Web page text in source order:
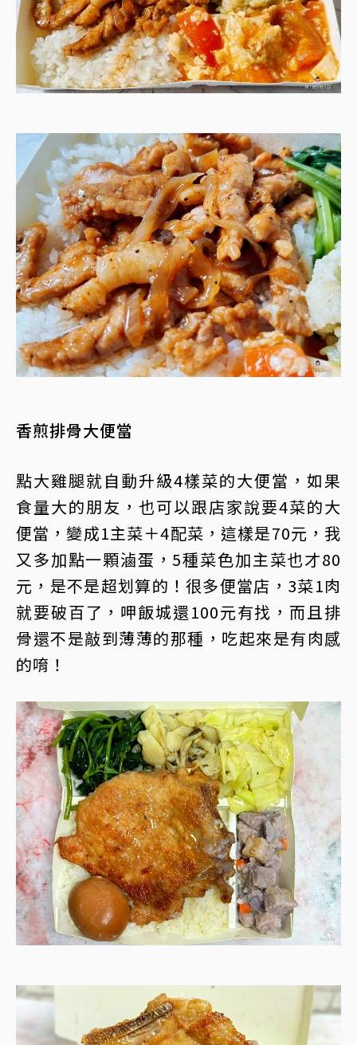
香煎排骨大便當
點大雞腿就自動升級4樣菜的大便當，如果
食量大的朋友，也可以跟店家說要4菜的大
便當，變成1主菜＋4配菜，這樣是70元，我
又多加點一顆滷蛋，5種菜色加主菜也才80
元，是不是超划算的！很多便當店，3菜1肉
就要破百了，呷飯城還100元有找，而且排
骨還不是敲到薄薄的那種，吃起來是有肉感
的唷！